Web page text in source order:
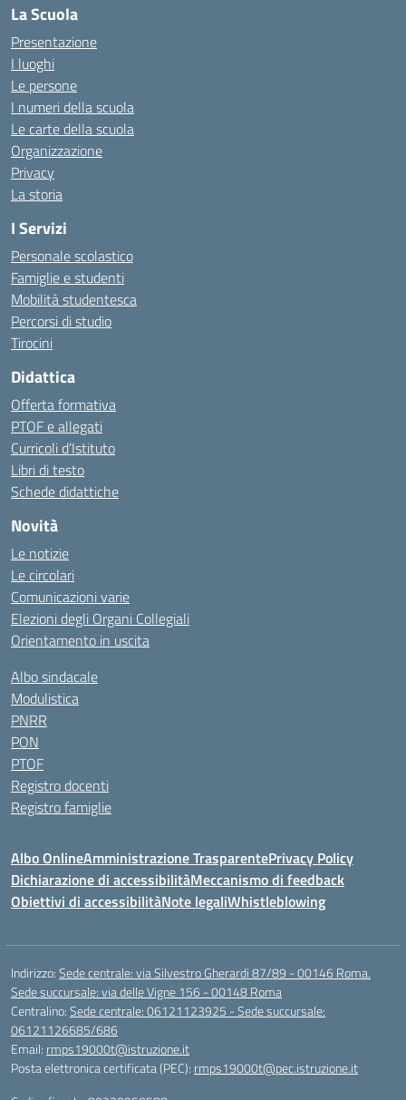
La Scuola
Presentazione
I luoghi
Le persone
I numeri della scuola
Le carte della scuola
Organizzazione
Privacy
La storia
I Servizi
Personale scolastico
Famiglie e studenti
Mobilità studentesca
Percorsi di studio
Tirocini
Didattica
Offerta formativa
PTOF e allegati
Curricoli d’Istituto
Libri di testo
Schede didattiche
Novità
Le notizie
Le circolari
Comunicazioni varie
Elezioni degli Organi Collegiali
Orientamento in uscita
Albo sindacale
Modulistica
PNRR
PON
PTOF
Registro docenti
Registro famiglie
Albo OnlineAmministrazione TrasparentePrivacy Policy
Dichiarazione di accessibilitàMeccanismo di feedback
Obiettivi di accessibilitàNote legaliWhistleblowing
Indirizzo:Sede centrale: via Silvestro Gherardi 87/89 - 00146 Roma.
Sede succursale: via delle Vigne 156 - 00148 Roma
Centralino:Sede centrale: 06121123925 - Sede succursale:
06121126685/686
Email: rmps19000t@istruzione.it
Posta elettronica certificata (PEC): rmps19000t@pec.istruzione.it